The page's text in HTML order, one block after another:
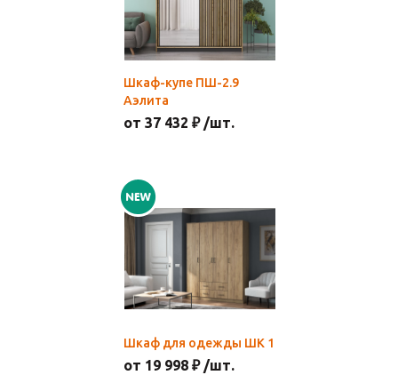
Шкаф-купе ПШ-2.9
Аэлита
от 37 432 ₽ /шт.
Шкаф для одежды ШК 1
от 19 998 ₽ /шт.